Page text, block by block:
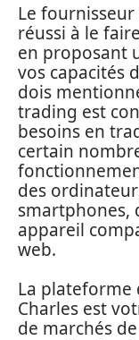
Le
réussi à le
en proposant
vos capacités
dois
trading est
besoins en
certain
des
smartphones,
appareil
web.
La plateforme
Charles est
de marchés